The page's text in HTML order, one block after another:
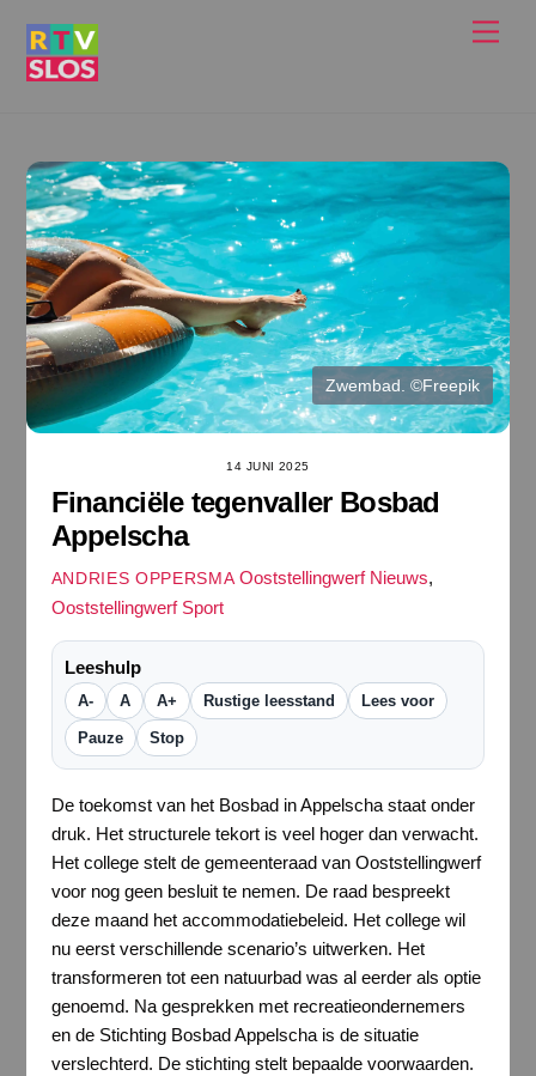
Zwembad. ©Freepik
14 JUNI 2025
Financiële tegenvaller Bosbad
Appelscha
ANDRIES OPPERSMA Ooststellingwerf Nieuws,
Ooststellingwerf Sport
Leeshulp
A- A A+ Rustige leesstand Lees voor
Pauze Stop
De toekomst van het Bosbad in Appelscha staat onder
druk. Het structurele tekort is veel hoger dan verwacht.
Het college stelt de gemeenteraad van Ooststellingwerf
voor nog geen besluit te nemen. De raad bespreekt
deze maand het accommodatiebeleid. Het college wil
nu eerst verschillende scenario’s uitwerken. Het
transformeren tot een natuurbad was al eerder als optie
genoemd. Na gesprekken met recreatieondernemers
en de Stichting Bosbad Appelscha is de situatie
verslechterd. De stichting stelt bepaalde voorwaarden.